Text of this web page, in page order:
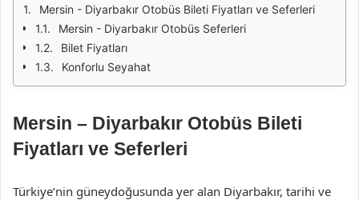
Mersin - Diyarbakır Otobüs Bileti Fiyatları ve Seferleri
Mersin - Diyarbakır Otobüs Seferleri
Bilet Fiyatları
Konforlu Seyahat
Mersin – Diyarbakır Otobüs Bileti
Fiyatları ve Seferleri
Türkiye’nin güneydoğusunda yer alan Diyarbakır, tarihi ve